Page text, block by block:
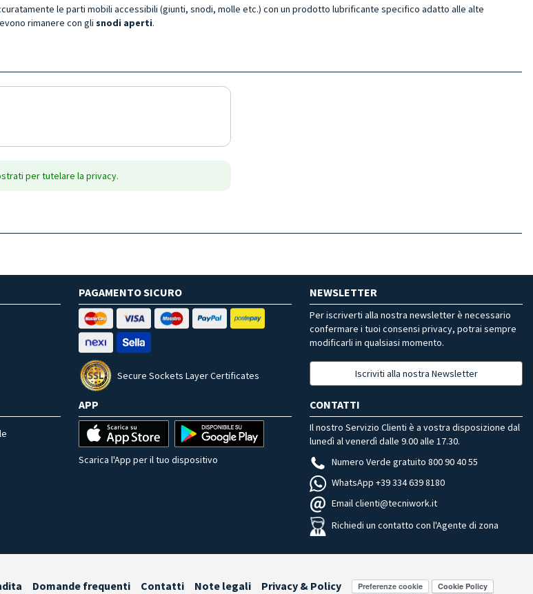
le parti mobili accessibili (giunti, snodi, molle etc.) con un prodotto lubrificante specifico adatto alle alte
rimanere con gli snodi aperti.
per tutelare la privacy.
PAGAMENTO SICURO
Secure Sockets Layer Certificates
NEWSLETTER
Per iscriverti alla nostra newsletter è necessario
confermare i tuoi consensi privacy, potrai sempre
modificarli in qualsiasi momento.
Iscriviti alla nostra Newsletter
APP
Scarica l'App per il tuo dispositivo
CONTATTI
Il nostro Servizio Clienti è a vostra disposizione dal
lunedì al venerdì dalle 9.00 alle 17.30.
Numero Verde gratuito 800 90 40 55
WhatsApp +39 334 639 8180
Email clienti@tecniwork.it
Richiedi un contatto con l'Agente di zona
Domande frequenti Contatti Note legali Privacy & Policy Preferenze cookie